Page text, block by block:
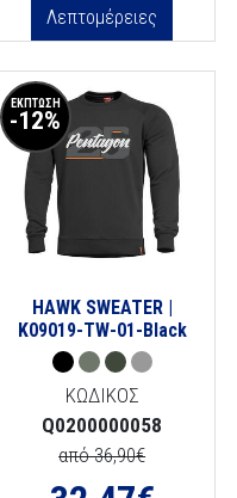
Λεπτομέρειες
ΕΚΠΤΩΣΗ
-12%
HAWK SWEATER |
K09019-TW-01-Black
ΚΩΔΙΚΟΣ
Q0200000058
από 36,90€